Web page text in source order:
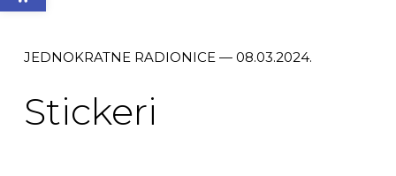
JEDNOKRATNE RADIONICE — 08.03.2024.
Stickeri